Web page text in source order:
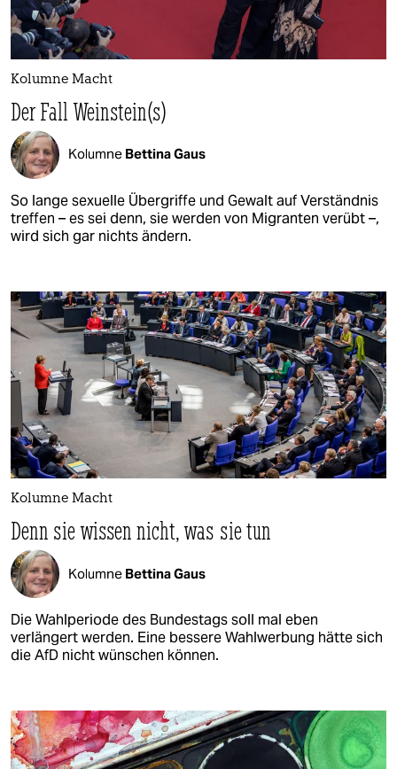
Kolumne Macht
Der Fall Weinstein(s)
Kolumne Bettina Gaus
So lange sexuelle Übergriffe und Gewalt auf Verständnis
treffen – es sei denn, sie werden von Migranten verübt –,
wird sich gar nichts ändern.
Kolumne Macht
Denn sie wissen nicht, was sie tun
Kolumne Bettina Gaus
Die Wahlperiode des Bundestags soll mal eben
verlängert werden. Eine bessere Wahlwerbung hätte sich
die AfD nicht wünschen können.